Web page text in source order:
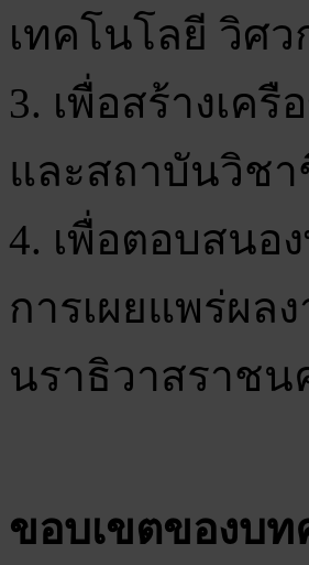
เทคโนโลยี วิศ
3. เพื่อสร้างเค
และสถาบันวิช
4. เพื่อตอบสนอ
การเผยแพร่ผล
นราธิวาสราชน
ขอบเขตของบ